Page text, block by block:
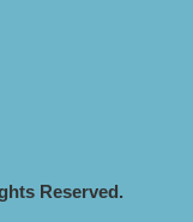
Reserved.